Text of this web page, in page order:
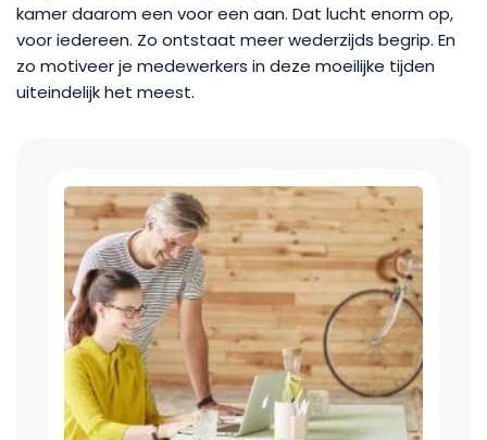
kamer daarom een voor een aan. Dat lucht enorm op,
voor iedereen. Zo ontstaat meer wederzijds begrip. En
zo motiveer je medewerkers in deze moeilijke tijden
uiteindelijk het meest.